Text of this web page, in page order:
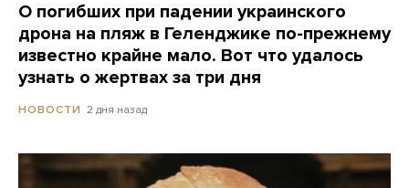
О погибших при падении украинского
дрона на пляж в Геленджике по-прежнему
известно крайне мало. Вот что удалось
узнать о жертвах за три дня
НОВОСТИ 2 дня назад